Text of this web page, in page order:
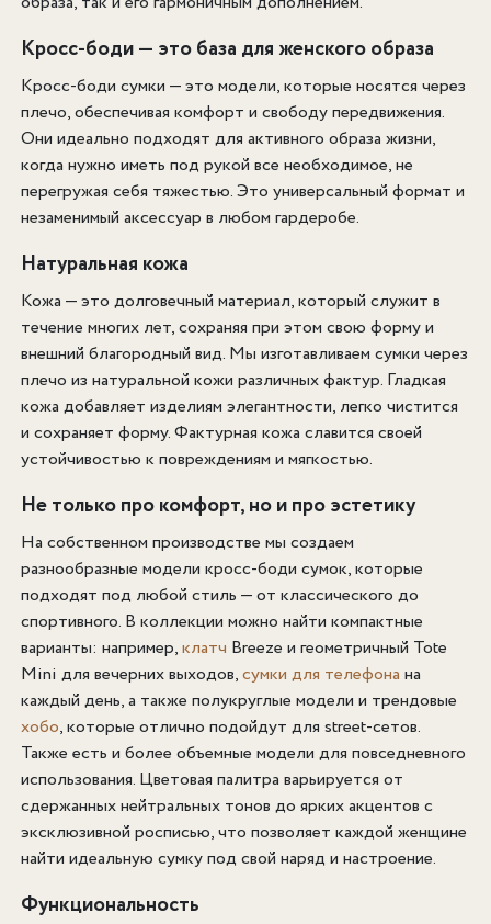
Кросс-боди — это база для женского образа
Кросс-боди сумки — это модели, которые носятся через
плечо, обеспечивая комфорт и свободу передвижения.
Они идеально подходят для активного образа жизни,
когда нужно иметь под рукой все необходимое, не
перегружая себя тяжестью. Это универсальный формат и
незаменимый аксессуар в любом гардеробе.
Натуральная кожа
Кожа — это долговечный материал, который служит в
течение многих лет, сохраняя при этом свою форму и
внешний благородный вид. Мы изготавливаем сумки через
плечо из натуральной кожи различных фактур. Гладкая
кожа добавляет изделиям элегантности, легко чистится
и сохраняет форму. Фактурная кожа славится своей
устойчивостью к повреждениям и мягкостью.
Не только про комфорт, но и про эстетику
На собственном производстве мы создаем
разнообразные модели кросс-боди сумок, которые
подходят под любой стиль — от классического до
спортивного. В коллекции можно найти компактные
варианты: например,клатч Breeze и геометричный Tote
Mini для вечерних выходов,сумки для телефона на
каждый день, а также полукруглые модели и трендовые
хобо, которые отлично подойдут для street-сетов.
Также есть и более объемные модели для повседневного
использования. Цветовая палитра варьируется от
сдержанных нейтральных тонов до ярких акцентов с
эксклюзивной росписью, что позволяет каждой женщине
найти идеальную сумку под свой наряд и настроение.
Функциональность